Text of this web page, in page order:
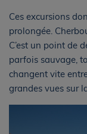
Ces excursions
prolongée.
C’est un point de
parfois sauvage,
changent vite
grandes vues sur